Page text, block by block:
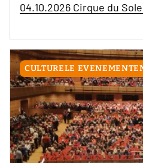
04.10.2026 Cirque du
CULTURELE